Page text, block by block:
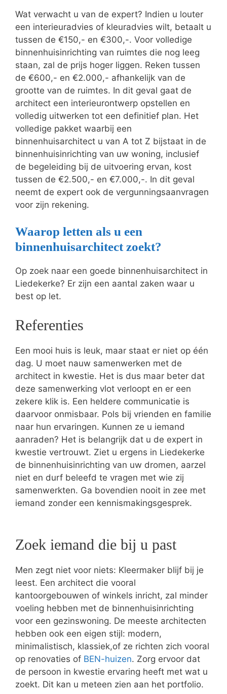
Wat verwacht u van de expert? Indien u louter
een interieuradvies of kleuradvies wilt, betaalt u
tussen de €150,- en €300,-. Voor volledige
binnenhuisinrichting van ruimtes die nog leeg
staan, zal de prijs hoger liggen. Reken tussen
de €600,- en €2.000,- afhankelijk van de
grootte van de ruimtes. In dit geval gaat de
architect een interieurontwerp opstellen en
volledig uitwerken tot een definitief plan. Het
volledige pakket waarbij een
binnenhuisarchitect u van A tot Z bijstaat in de
binnenhuisinrichting van uw woning, inclusief
de begeleiding bij de uitvoering ervan, kost
tussen de €2.500,- en €7.000,-. In dit geval
neemt de expert ook de vergunningsaanvragen
voor zijn rekening.
Waarop letten als u een
binnenhuisarchitect zoekt?
Op zoek naar een goede binnenhuisarchitect in
Liedekerke? Er zijn een aantal zaken waar u
best op let.
Referenties
Een mooi huis is leuk, maar staat er niet op één
dag. U moet nauw samenwerken met de
architect in kwestie. Het is dus maar beter dat
deze samenwerking vlot verloopt en er een
zekere klik is. Een heldere communicatie is
daarvoor onmisbaar. Pols bij vrienden en familie
naar hun ervaringen. Kunnen ze u iemand
aanraden? Het is belangrijk dat u de expert in
kwestie vertrouwt. Ziet u ergens in Liedekerke
de binnenhuisinrichting van uw dromen, aarzel
niet en durf beleefd te vragen met wie zij
samenwerkten. Ga bovendien nooit in zee met
iemand zonder een kennismakingsgesprek.
Zoek iemand die bij u past
Men zegt niet voor niets: Kleermaker blijf bij je
leest. Een architect die vooral
kantoorgebouwen of winkels inricht, zal minder
voeling hebben met de binnenhuisinrichting
voor een gezinswoning. De meeste architecten
hebben ook een eigen stijl: modern,
minimalistisch, klassiek,of ze richten zich vooral
op renovaties of BEN-huizen. Zorg ervoor dat
de persoon in kwestie ervaring heeft met wat u
zoekt. Dit kan u meteen zien aan het portfolio.